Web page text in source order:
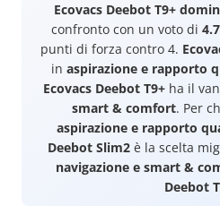
Ecovacs Deebot T9+
confronto con un voto di
punti di forza contro 4.
in aspirazione e rapporto
Ecovacs Deebot T9+ha il
smart & comfort. Per
aspirazione e rapporto
Deebot Slim2è la scelta
navigazione e smart &
Deebot